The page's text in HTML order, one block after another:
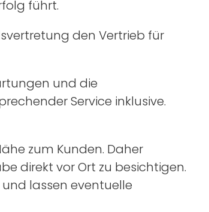
führt.
den Vertrieb für
und die
Service inklusive.
zum Kunden. Daher
direkt vor Ort zu besichtigen.
lassen eventuelle